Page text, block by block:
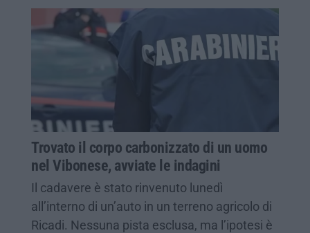
Trovato il corpo carbonizzato di un uomo
nel Vibonese, avviate le indagini
Il cadavere è stato rinvenuto lunedì
all’interno di un’auto in un terreno agricolo di
Ricadi. Nessuna pista esclusa, ma l’ipotesi è